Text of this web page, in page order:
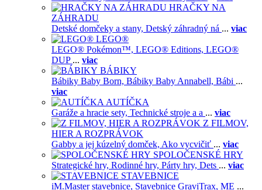
HRAČKY NA
ZÁHRADU
Detské domčeky a stany, Detský záhradný ná ... viac
LEGO®
LEGO® Pokémon™, LEGO® Editions, LEGO®
DUP ... viac
BÁBIKY
Bábiky Baby Born, Bábiky Baby Annabell, Bábi ...
viac
AUTÍČKA
Garáže a hracie sety, Technické stroje a a ... viac
Z FILMOV,
HIER A ROZPRÁVOK
Gabby a jej kúzelný domček, Ako vycvičiť ... viac
SPOLOČENSKÉ HRY
Strategické hry, Rodinné hry, Párty hry, Dets ... viac
STAVEBNICE
iM.Master stavebnice, Stavebnice GraviTrax, ME ...